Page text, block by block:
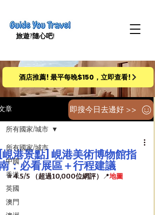
旅遊​?隨心吧!
酒店推薦! 最平每晚$150，立即查看!
章
所有國家/城市
中國
香港
英國
澳門
所有國家/城市
港景點] 峴港美術博物館指
：必看展區＋行程建議
⭐️ 4.5/5 （超過10,000位網評） 📍地圖
即搜今日去邊好 >>